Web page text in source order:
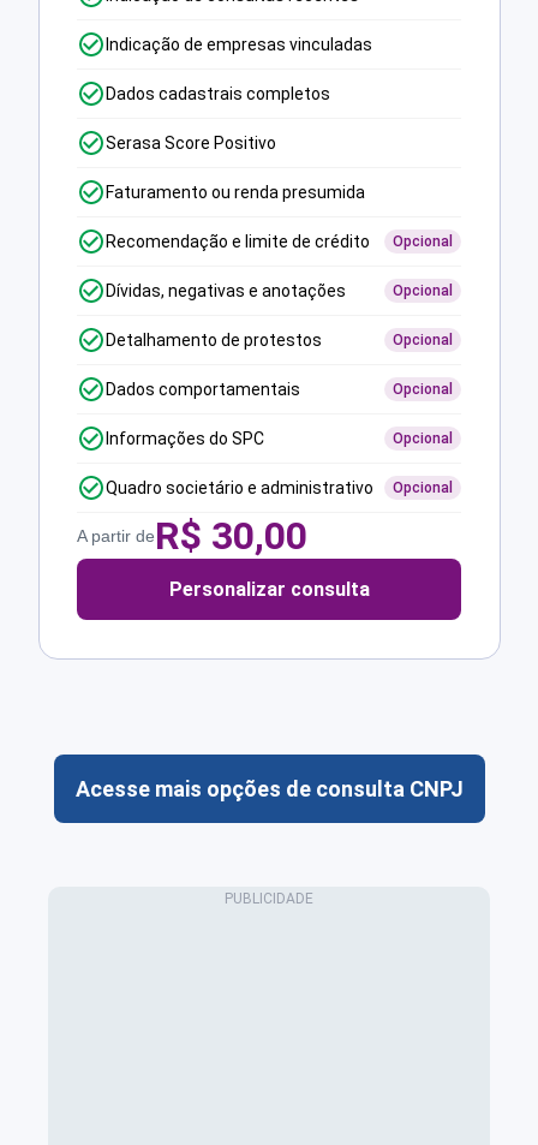
Indicação de empresas vinculadas
Dados cadastrais completos
Serasa Score Positivo
Faturamento ou renda presumida
Recomendação e limite de crédito Opcional
Dívidas, negativas e anotações Opcional
Detalhamento de protestos Opcional
Dados comportamentais Opcional
Informações do SPC Opcional
Quadro societário e administrativo Opcional
A partir deR$ 30,00
Personalizar consulta
Acesse mais opções de consulta CNPJ